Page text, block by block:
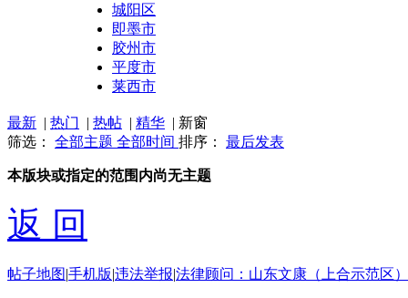
城阳区
即墨市
胶州市
平度市
莱西市
最新 | 热门 | 热帖 | 精华 | 新窗
筛选： 全部主题 全部时间 排序： 最后发表
本版块或指定的范围内尚无主题
返 回
帖子地图|手机版|违法举报|法律顾问：山东文康（上合示范区